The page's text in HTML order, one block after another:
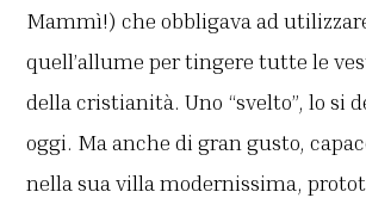
Mammì!) che obbligava ad
quell’allume per tingere tutte le
della cristianità. Uno “svelto”, lo si
oggi. Ma anche di gran gusto,
nella sua villa modernissima,